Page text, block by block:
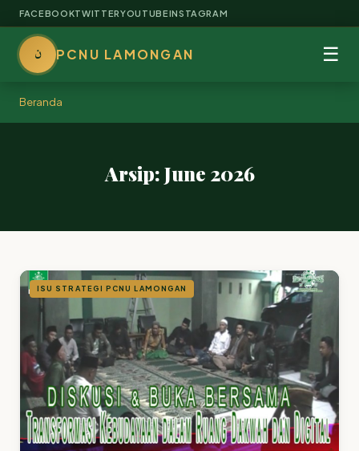
FACEBOOKTWITTERYOUTUBEINSTAGRAM
ن PCNU LAMONGAN ☰
Beranda
Arsip: June 2026
ISU STRATEGI PCNU LAMONGAN